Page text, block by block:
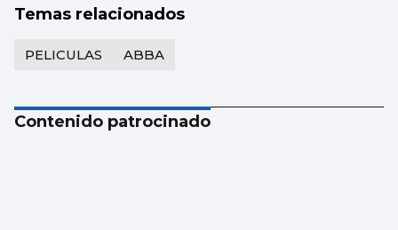
Temas relacionados
PELICULAS ABBA
Contenido patrocinado